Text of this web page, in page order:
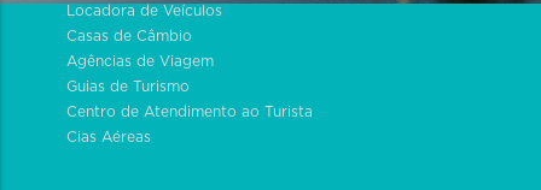
Locadora de Veículos
Casas de Câmbio
Agências de Viagem
Guias de Turismo
Centro de Atendimento ao Turista
Cias Aéreas